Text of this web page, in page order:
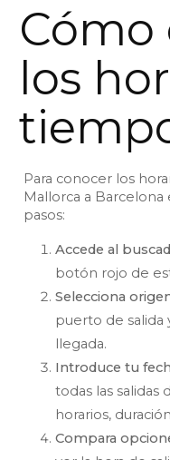
los
Para conocer los
Mallorca a
pasos:
Accede al
botón rojo de
Selecciona
puerto de
llegada.
Introduce tu
todas las salidas
horarios,
Compara